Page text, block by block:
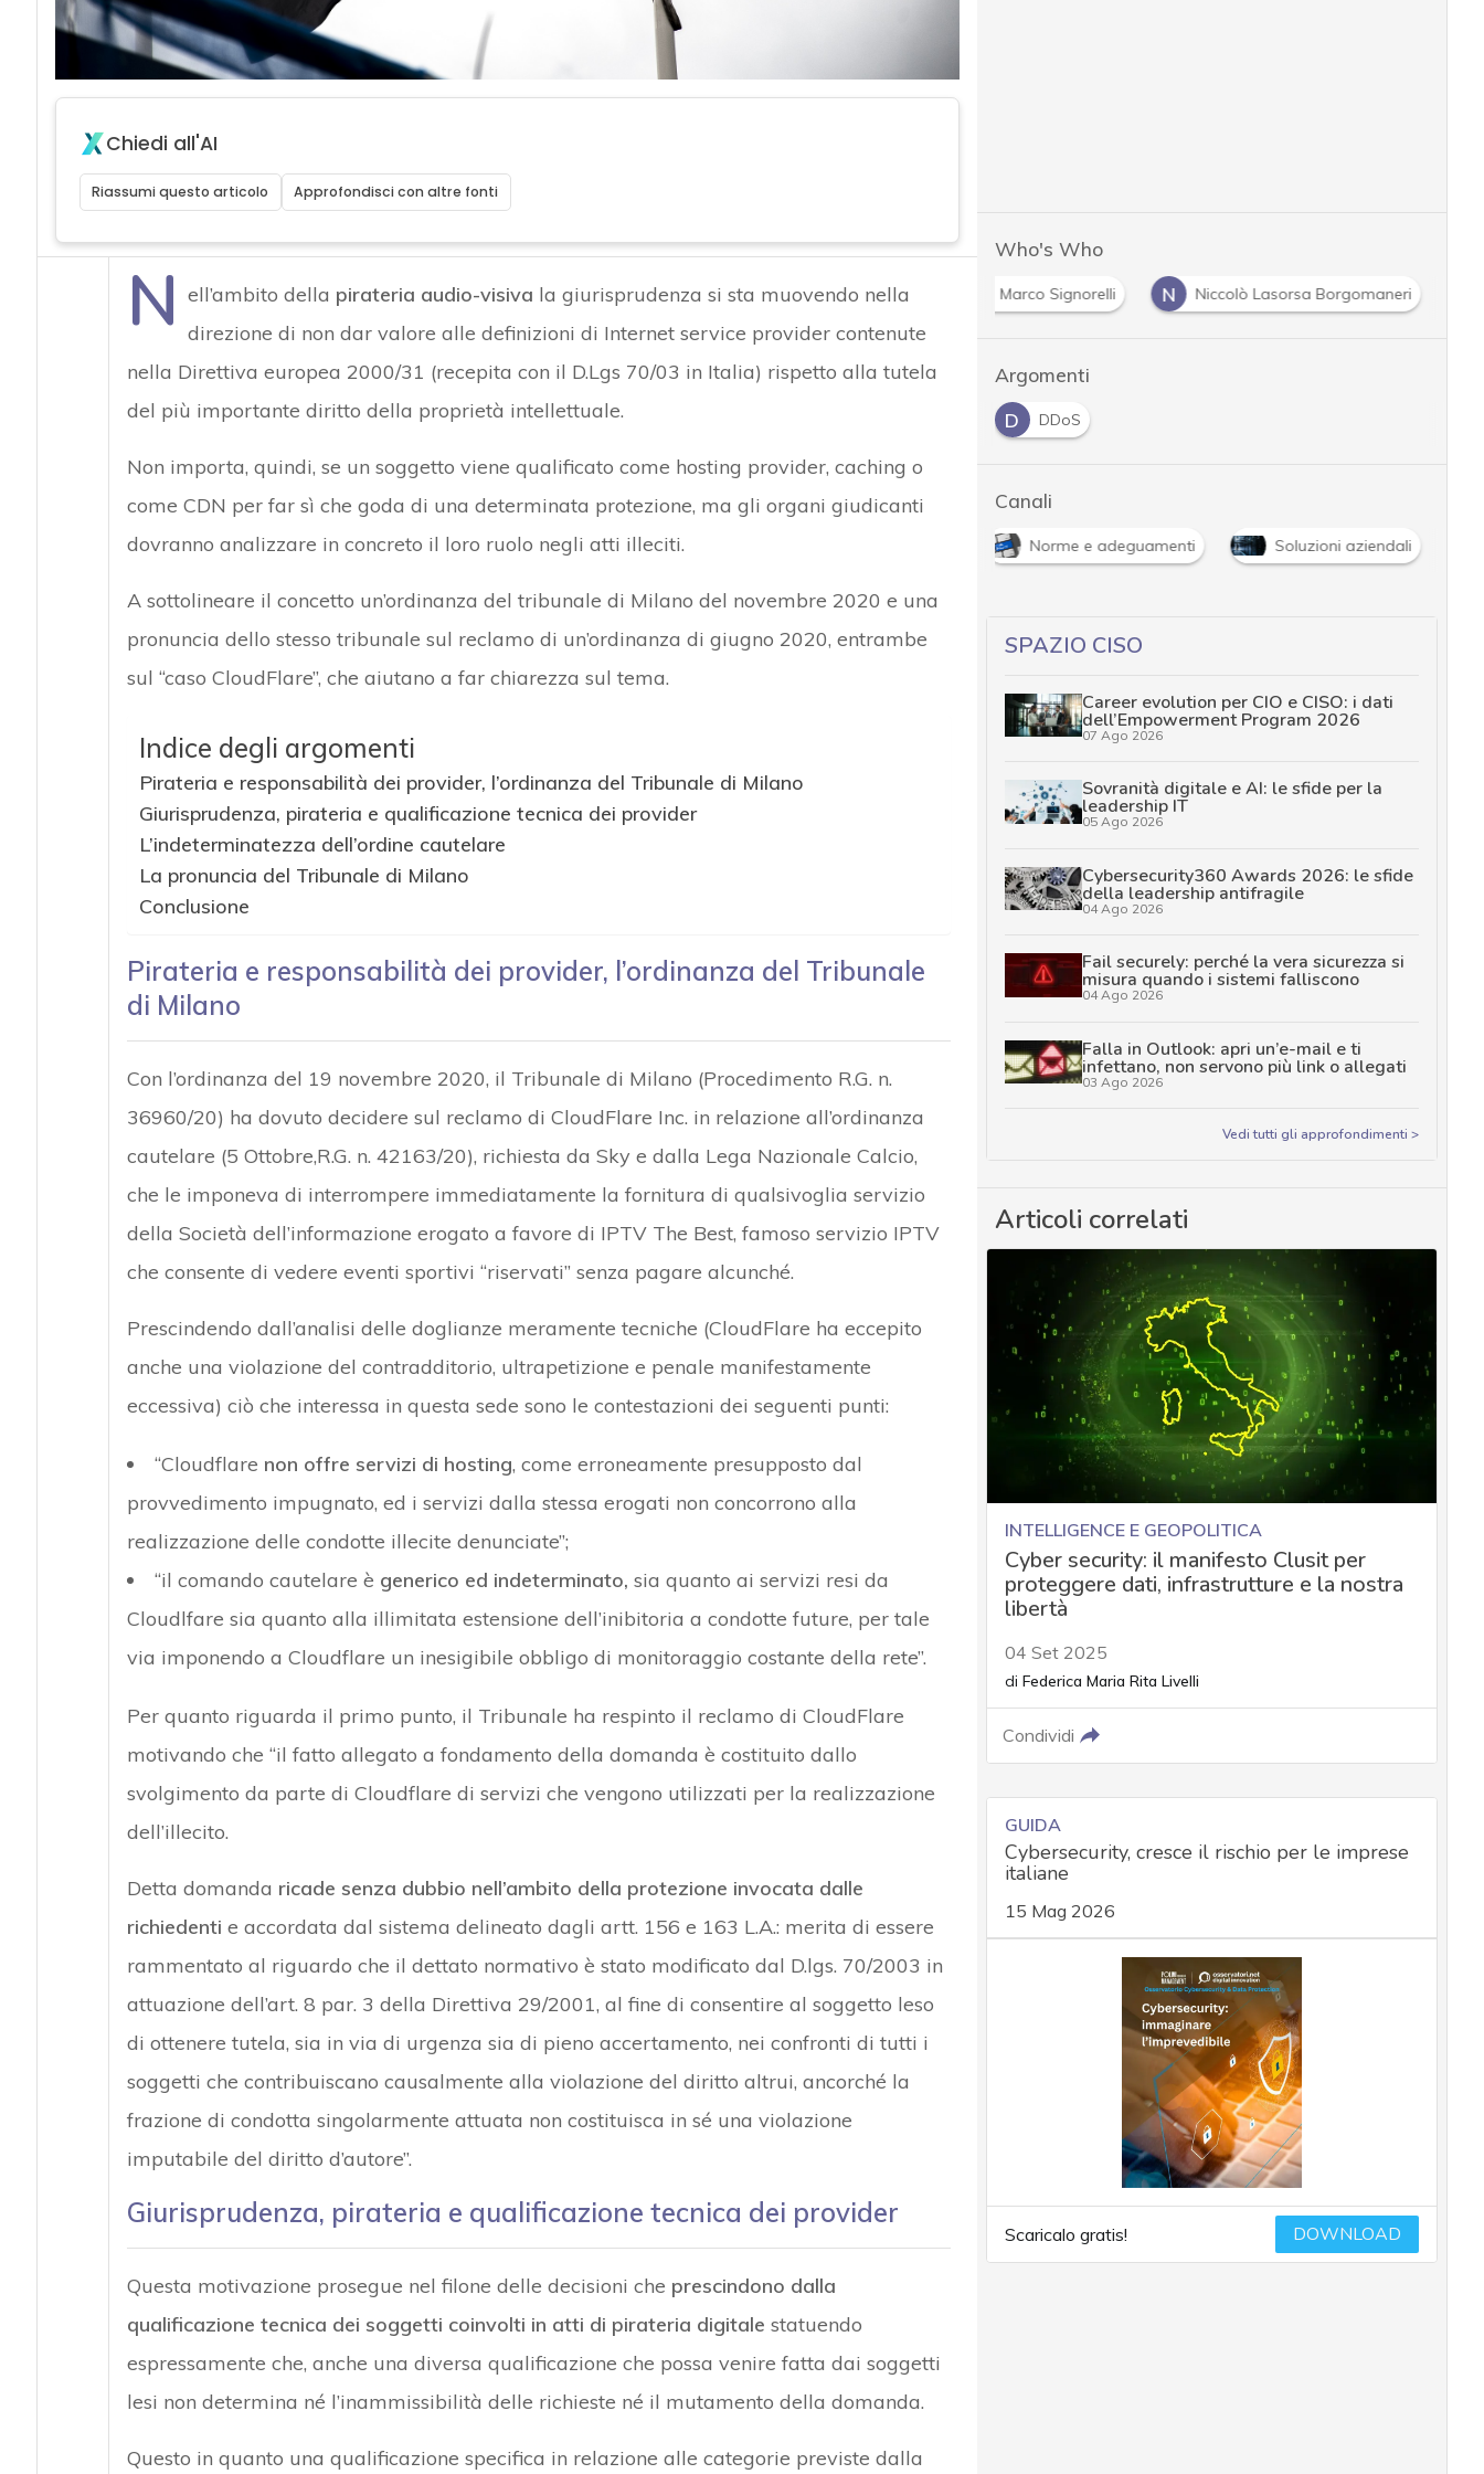
Chiedi all'AI
Riassumi questo articolo Approfondisci con altre fonti
N ell’ambito della pirateria audio-visiva la giurisprudenza si sta muovendo nella
direzione di non dar valore alle definizioni di Internet service provider contenute
nella Direttiva europea 2000/31 (recepita con il D.Lgs 70/03 in Italia) rispetto alla tutela
del più importante diritto della proprietà intellettuale.
Non importa, quindi, se un soggetto viene qualificato come hosting provider, caching o
come CDN per far sì che goda di una determinata protezione, ma gli organi giudicanti
dovranno analizzare in concreto il loro ruolo negli atti illeciti.
A sottolineare il concetto un’ordinanza del tribunale di Milano del novembre 2020 e una
pronuncia dello stesso tribunale sul reclamo di un’ordinanza di giugno 2020, entrambe
sul “caso CloudFlare”, che aiutano a far chiarezza sul tema.
Indice degli argomenti
Pirateria e responsabilità dei provider, l’ordinanza del Tribunale di Milano
Giurisprudenza, pirateria e qualificazione tecnica dei provider
L’indeterminatezza dell’ordine cautelare
La pronuncia del Tribunale di Milano
Conclusione
Pirateria e responsabilità dei provider, l’ordinanza del Tribunale
di Milano
Con l’ordinanza del 19 novembre 2020, il Tribunale di Milano (Procedimento R.G. n.
36960/20) ha dovuto decidere sul reclamo di CloudFlare Inc. in relazione all’ordinanza
cautelare (5 Ottobre,R.G. n. 42163/20), richiesta da Sky e dalla Lega Nazionale Calcio,
che le imponeva di interrompere immediatamente la fornitura di qualsivoglia servizio
della Società dell’informazione erogato a favore di IPTV The Best, famoso servizio IPTV
che consente di vedere eventi sportivi “riservati” senza pagare alcunché.
Prescindendo dall’analisi delle doglianze meramente tecniche (CloudFlare ha eccepito
anche una violazione del contradditorio, ultrapetizione e penale manifestamente
eccessiva) ciò che interessa in questa sede sono le contestazioni dei seguenti punti:
“Cloudflare non offre servizi di hosting, come erroneamente presupposto dal
provvedimento impugnato, ed i servizi dalla stessa erogati non concorrono alla
realizzazione delle condotte illecite denunciate”;
“il comando cautelare è generico ed indeterminato, sia quanto ai servizi resi da
Cloudlfare sia quanto alla illimitata estensione dell’inibitoria a condotte future, per tale
via imponendo a Cloudflare un inesigibile obbligo di monitoraggio costante della rete”.
Per quanto riguarda il primo punto, il Tribunale ha respinto il reclamo di CloudFlare
motivando che “il fatto allegato a fondamento della domanda è costituito dallo
svolgimento da parte di Cloudflare di servizi che vengono utilizzati per la realizzazione
dell’illecito.
Detta domanda ricade senza dubbio nell’ambito della protezione invocata dalle
richiedenti e accordata dal sistema delineato dagli artt. 156 e 163 L.A.: merita di essere
rammentato al riguardo che il dettato normativo è stato modificato dal D.lgs. 70/2003 in
attuazione dell’art. 8 par. 3 della Direttiva 29/2001, al fine di consentire al soggetto leso
di ottenere tutela, sia in via di urgenza sia di pieno accertamento, nei confronti di tutti i
soggetti che contribuiscano causalmente alla violazione del diritto altrui, ancorché la
frazione di condotta singolarmente attuata non costituisca in sé una violazione
imputabile del diritto d’autore”.
Giurisprudenza, pirateria e qualificazione tecnica dei provider
Questa motivazione prosegue nel filone delle decisioni che prescindono dalla
qualificazione tecnica dei soggetti coinvolti in atti di pirateria digitale statuendo
espressamente che, anche una diversa qualificazione che possa venire fatta dai soggetti
lesi non determina né l’inammissibilità delle richieste né il mutamento della domanda.
Questo in quanto una qualificazione specifica in relazione alle categorie previste dalla
Who's Who
Marco Signorelli N Niccolò Lasorsa Borgomaneri
Argomenti
D
DDoS
Canali
Norme e adeguamenti Soluzioni aziendali
SPAZIO CISO
Career evolution per CIO e CISO: i dati
dell’Empowerment Program 2026
07 Ago 2026
Sovranità digitale e AI: le sfide per la
leadership IT
05 Ago 2026
Cybersecurity360 Awards 2026: le sfide
della leadership antifragile
04 Ago 2026
Fail securely: perché la vera sicurezza si
misura quando i sistemi falliscono
04 Ago 2026
Falla in Outlook: apri un’e-mail e ti
infettano, non servono più link o allegati
03 Ago 2026
Vedi tutti gli approfondimenti >
Articoli correlati
INTELLIGENCE E GEOPOLITICA
Cyber security: il manifesto Clusit per
proteggere dati, infrastrutture e la nostra
libertà
04 Set 2025
di Federica Maria Rita Livelli
Condividi
GUIDA
Cybersecurity, cresce il rischio per le imprese
italiane
15 Mag 2026
Scaricalo gratis! DOWNLOAD